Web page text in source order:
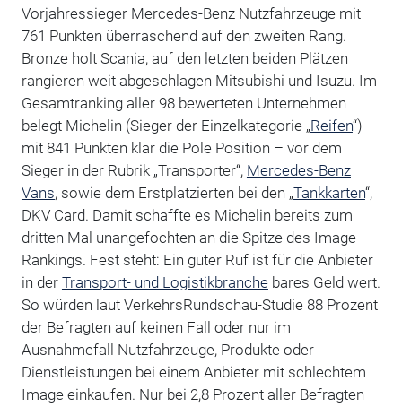
Vorjahressieger Mercedes-Benz Nutzfahrzeuge mit
761 Punkten überraschend auf den zweiten Rang.
Bronze holt Scania, auf den letzten beiden Plätzen
rangieren weit abgeschlagen Mitsubishi und Isuzu. Im
Gesamtranking aller 98 bewerteten Unternehmen
belegt Michelin (Sieger der Einzelkategorie „Reifen“)
mit 841 Punkten klar die Pole Position – vor dem
Sieger in der Rubrik „Transporter“, Mercedes-Benz
Vans, sowie dem Erstplatzierten bei den „Tankkarten“,
DKV Card. Damit schaffte es Michelin bereits zum
dritten Mal unangefochten an die Spitze des Image-
Rankings. Fest steht: Ein guter Ruf ist für die Anbieter
in der Transport- und Logistikbranchebares Geld wert.
So würden laut VerkehrsRundschau-Studie 88 Prozent
der Befragten auf keinen Fall oder nur im
Ausnahmefall Nutzfahrzeuge, Produkte oder
Dienstleistungen bei einem Anbieter mit schlechtem
Image einkaufen. Nur bei 2,8 Prozent aller Befragten